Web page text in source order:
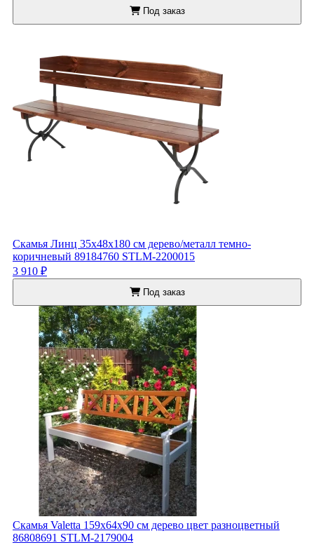
Под заказ
Скамья Линц 35x48x180 см дерево/металл темно-
коричневый 89184760 STLM-2200015
3 910 ₽
Под заказ
Скамья Valetta 159x64x90 см дерево цвет разноцветный
86808691 STLM-2179004